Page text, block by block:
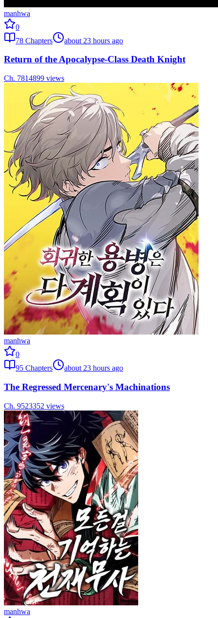
manhwa
0
78 Chapters about 23 hours ago
Return of the Apocalypse-Class Death Knight
Ch. 7814899 views
manhwa
0
95 Chapters about 23 hours ago
The Regressed Mercenary's Machinations
Ch. 9523352 views
manhwa